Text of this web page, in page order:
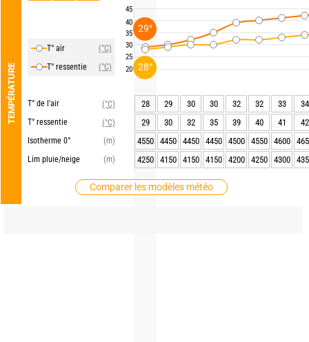
TEMPÉRATURE
T° air
(°C)
T° ressentie
(°C)
T° de l'air
(°C)
T° ressentie
(°C)
Isotherme 0°
(m)
Lim pluie/neige
(m)
Comparer les modèles météo
45
40
35
30
25
20
28 29 30 30 32 32 33
34
29
30 32 35 39 40 41
42
4550
4450 4450 4450 4500 4550 4600
4250
4150 4150 4150 4200 4250 4300
28°
29°